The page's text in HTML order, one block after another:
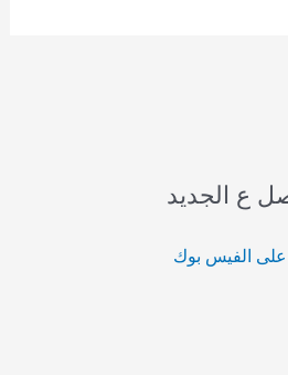
ع الجديد
على الفيس بوك